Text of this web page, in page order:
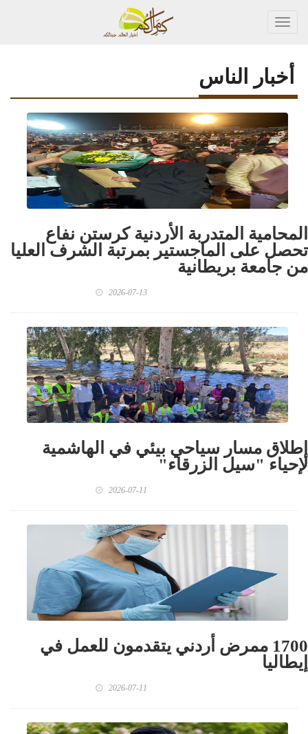
أخبار الناس
المحامية المتدربة الأردنية كرستن نفاع
تحصل على الماجستير بمرتبة الشرف العليا
من جامعة بريطانية
2026-07-13
إطلاق مسار سياحي بيئي في الهاشمية
لإحياء "سيل الزرقاء"
2026-07-11
1700 ممرض أردني يتقدمون للعمل في
إيطاليا
2026-07-11